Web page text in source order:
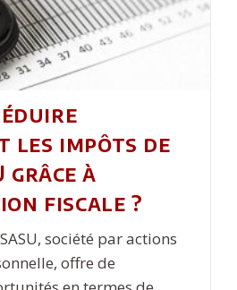
les impôts de
grâce à
fiscale ?
société par actions
offre de